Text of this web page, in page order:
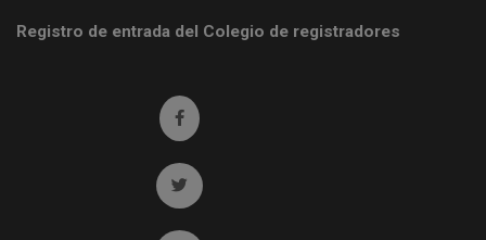
Registro de entrada del Colegio de registradores
Ir a facebook (abre en ventana nueva)
Ir a twitter (abre en ventana nueva)